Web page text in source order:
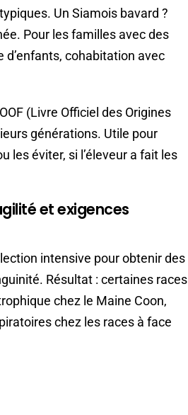
Un Siamois bavard ?
Pour les familles avec des
cohabitation avec
(Livre Officiel des Origines
générations. Utile pour
les éviter, si l’éleveur a fait les
et exigences
intensive pour obtenir des
Résultat : certaines races
chez le Maine Coon,
chez les races à face